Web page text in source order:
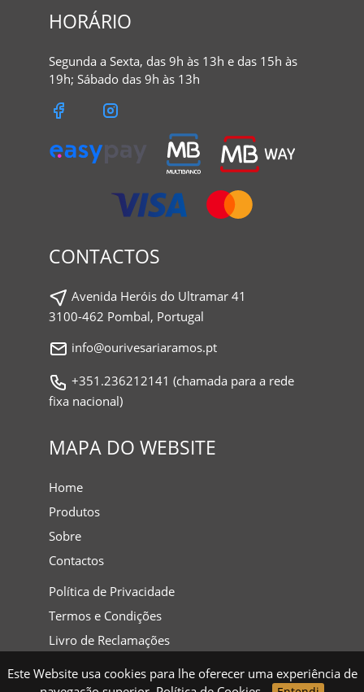
HORÁRIO
Segunda a Sexta, das 9h às 13h e das 15h às
19h; Sábado das 9h às 13h
CONTACTOS
Avenida Heróis do Ultramar 41
3100-462 Pombal, Portugal
info@ourivesariaramos.pt
+351.236212141 (chamada para a rede
fixa nacional)
MAPA DO WEBSITE
Home
Produtos
Sobre
Contactos
Política de Privacidade
Termos e Condições
Livro de Reclamações
Este Website usa cookies para lhe oferecer uma experiência de